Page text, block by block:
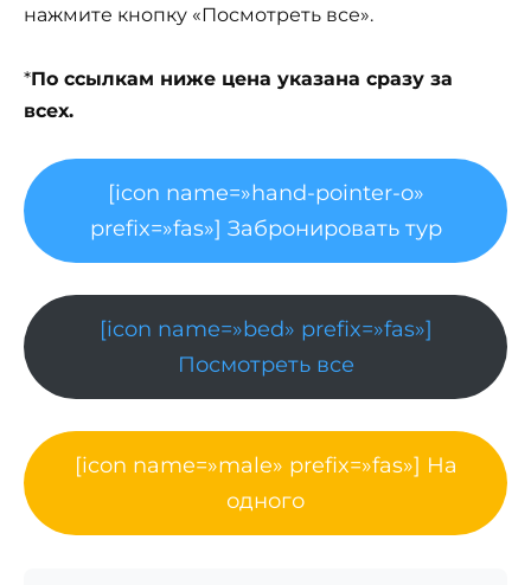
нажмите кнопку «Посмотреть все».
*По ссылкам ниже цена указана сразу за
всех.
[icon name=»hand-pointer-o»
prefix=»fas»] Забронировать тур
[icon name=»bed» prefix=»fas»]
Посмотреть все
[icon name=»male» prefix=»fas»] На
одного